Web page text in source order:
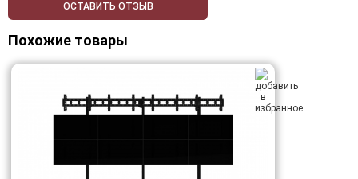
ОСТАВИТЬ ОТЗЫВ
Похожие товары